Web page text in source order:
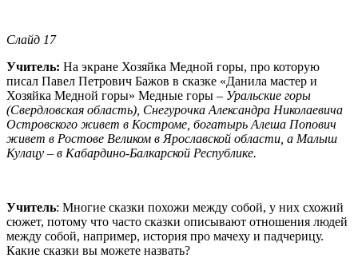
Слайд 17
Учитель: На экране Хозяйка Медной горы, про которую
писал Павел Петрович Бажов в сказке «Данила мастер и
Хозяйка Медной горы» Медные горы – Уральские горы
(Свердловская область), Снегурочка Александра Николаевича
Островского живет в Костроме, богатырь Алеша Попович
живет в Ростове Великом в Ярославской области, а Малыш
Кулацу – в Кабардино-Балкарской Республике.
Учитель: Многие сказки похожи между собой, у них схожий
сюжет, потому что часто сказки описывают отношения людей
между собой, например, история про мачеху и падчерицу.
Какие сказки вы можете назвать?